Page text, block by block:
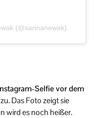
(@sarinanowak)
Selfie vor dem
Das Foto zeigt sie
wird es noch heißer.